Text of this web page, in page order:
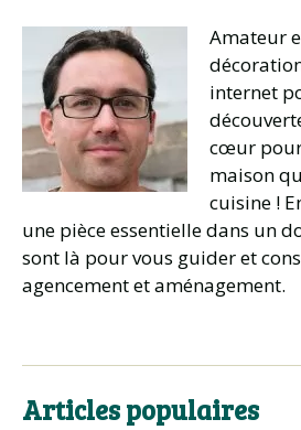
Amateur
internet
cœur
maison
cuisine !
une pièce essentielle dans un
sont là pour vous guider et
agencement et aménagement.
Articles populaires